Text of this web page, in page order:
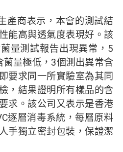
產商表示，本會的測試結
能高與透氣度表現好。該
量測試報告出現異常，5
量極低，3個測出異常含
要求同一所實驗室為其同
，結果證明所有樣品的含
求。該公司又表示是香港
逐層消毒系統，每層原料
手獨立密封包裝，保證潔